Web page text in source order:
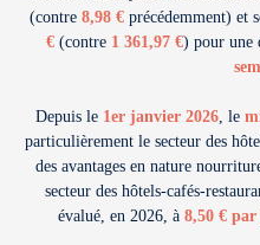
(contre 8,98 €précédemment) et
€ (contre 1 361,97 €) pour une
Depuis le1er janvier 2026, le
particulièrement le secteur des
des avantages en nature
secteur des hôtels-cafés-
évalué, en 2026, à 8,50 €